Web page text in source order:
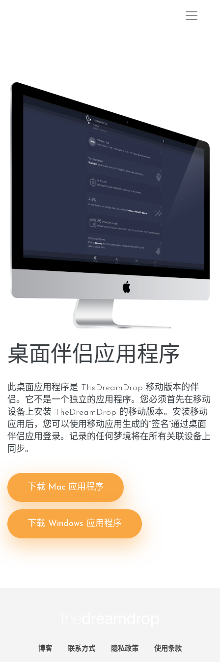
桌面伴侣应用程序
此桌面应用程序是 TheDreamDrop 移动版本的伴
侣。它不是一个独立的应用程序。您必须首先在移动
设备上安装 TheDreamDrop 的移动版本。安装移动
应用后，您可以使用移动应用生成的“签名”通过桌面
伴侣应用登录。记录的任何梦境将在所有关联设备上
同步。
下载 Mac 应用程序
下载 Windows 应用程序
博客 联系方式 隐私政策 使用条款